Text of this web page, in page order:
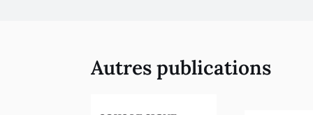
Autres publications